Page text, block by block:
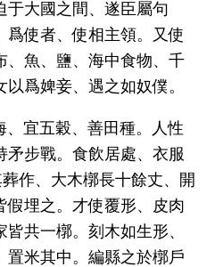
于大國之間、遂臣屬句
爲使者、使相主領。又使
、魚、鹽、海中食物、千
爲婢妾、遇之如奴僕。
、宜五穀、善田種。人性
矛步戰。食飲居處、衣服
作、大木槨長十餘丈、開
假埋之。才使覆形、皮肉
共一槨。刻木如生形、
置米其中。編縣之於槨戶